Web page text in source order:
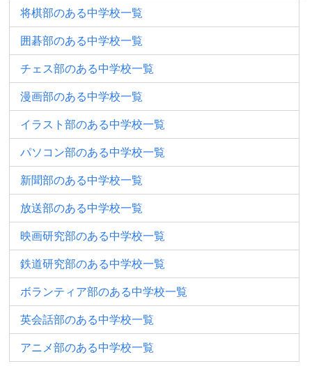
将棋部のある中学校一覧
囲碁部のある中学校一覧
チェス部のある中学校一覧
漫画部のある中学校一覧
イラスト部のある中学校一覧
パソコン部のある中学校一覧
新聞部のある中学校一覧
放送部のある中学校一覧
映画研究部のある中学校一覧
鉄道研究部のある中学校一覧
ボランティア部のある中学校一覧
英会話部のある中学校一覧
アニメ部のある中学校一覧